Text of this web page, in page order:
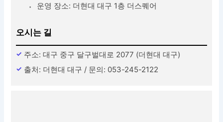
운영 장소: 더현대 대구 1층 더스퀘어
오시는 길
주소: 대구 중구 달구벌대로 2077 (더현대 대구)
출처: 더현대 대구 / 문의: 053-245-2122